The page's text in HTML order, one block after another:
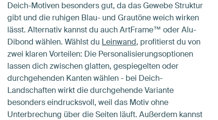
Deich-Motiven besonders gut, da das Gewebe Struktur
gibt und die ruhigen Blau- und Grautöne weich wirken
lässt. Alternativ kannst du auch ArtFrame™ oder Alu-
Dibond wählen. Wählst du Leinwand, profitierst du von
zwei klaren Vorteilen: Die Personalisierungsoptionen
lassen dich zwischen glatten, gespiegelten oder
durchgehenden Kanten wählen - bei Deich-
Landschaften wirkt die durchgehende Variante
besonders eindrucksvoll, weil das Motiv ohne
Unterbrechung über die Seiten läuft. Außerdem kannst